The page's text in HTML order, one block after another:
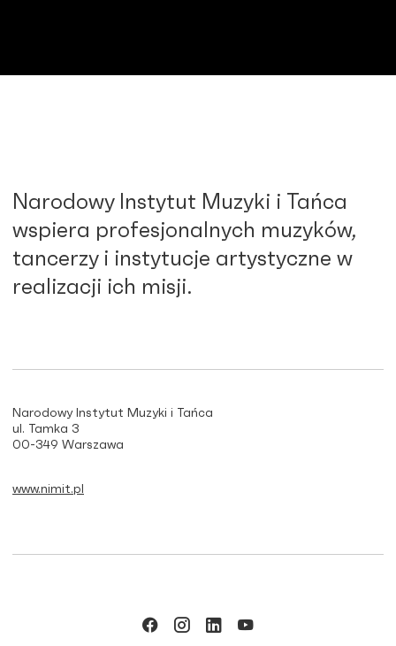
Narodowy Instytut Muzyki i Tańca
wspiera profesjonalnych muzyków,
tancerzy i instytucje artystyczne w
realizacji ich misji.
Narodowy Instytut Muzyki i Tańca
ul. Tamka 3
00-349 Warszawa
www.nimit.pl